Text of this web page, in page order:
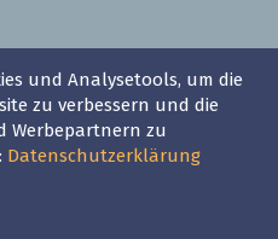
und Analysetools, um die
zu verbessern und die
Werbepartnern zu
Datenschutzerklärung